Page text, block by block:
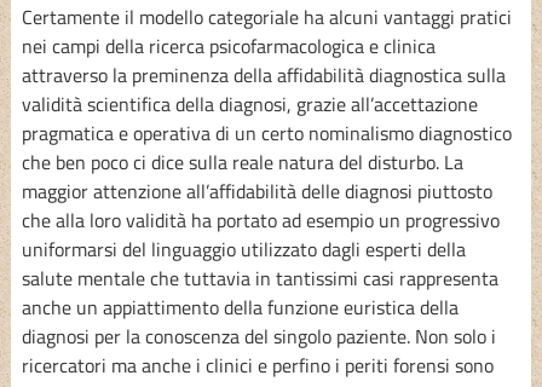
Certamente il modello categoriale ha alcuni vantaggi pratici
nei campi della ricerca psicofarmacologica e clinica
attraverso la preminenza della affidabilità diagnostica sulla
validità scientifica della diagnosi, grazie all’accettazione
pragmatica e operativa di un certo nominalismo diagnostico
che ben poco ci dice sulla reale natura del disturbo. La
maggior attenzione all’affidabilità delle diagnosi piuttosto
che alla loro validità ha portato ad esempio un progressivo
uniformarsi del linguaggio utilizzato dagli esperti della
salute mentale che tuttavia in tantissimi casi rappresenta
anche un appiattimento della funzione euristica della
diagnosi per la conoscenza del singolo paziente. Non solo i
ricercatori ma anche i clinici e perfino i periti forensi sono